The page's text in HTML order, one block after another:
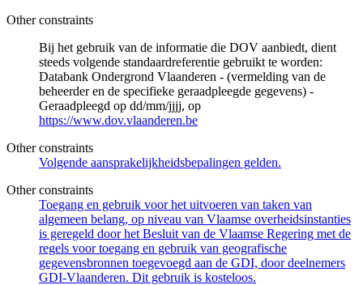
Other constraints
Bij het gebruik van de informatie die DOV aanbiedt, dient
steeds volgende standaardreferentie gebruikt te worden:
Databank Ondergrond Vlaanderen - (vermelding van de
beheerder en de specifieke geraadpleegde gegevens) -
Geraadpleegd op dd/mm/jjjj, op
https://www.dov.vlaanderen.be
Other constraints
Volgende aansprakelijkheidsbepalingen gelden.
Other constraints
Toegang en gebruik voor het uitvoeren van taken van
algemeen belang, op niveau van Vlaamse overheidsinstanties
is geregeld door het Besluit van de Vlaamse Regering met de
regels voor toegang en gebruik van geografische
gegevensbronnen toegevoegd aan de GDI, door deelnemers
GDI-Vlaanderen. Dit gebruik is kosteloos.